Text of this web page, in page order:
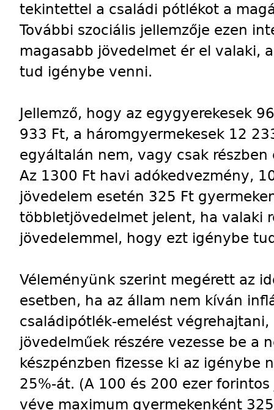
tekintettel a családi pótlékot a
További szociális jellemzője ezen
magasabb jövedelmet ér el valaki,
tud igénybe venni.
Jellemző, hogy az egygyerekesek
933 Ft, a háromgyermekesek 12
egyáltalán nem, vagy csak
Az 1300 Ft havi adókedvezmény,
jövedelem esetén 325 Ft
többletjövedelmet jelent, ha valaki
jövedelemmel, hogy ezt igénybe
Véleményünk szerint megérett az
esetben, ha az állam nem kíván
családipótlék-emelést
jövedelműek részére vezesse be a
készpénzben fizesse ki az igénybe
25%-át. (A 100 és 200 ezer
véve maximum gyermekenként